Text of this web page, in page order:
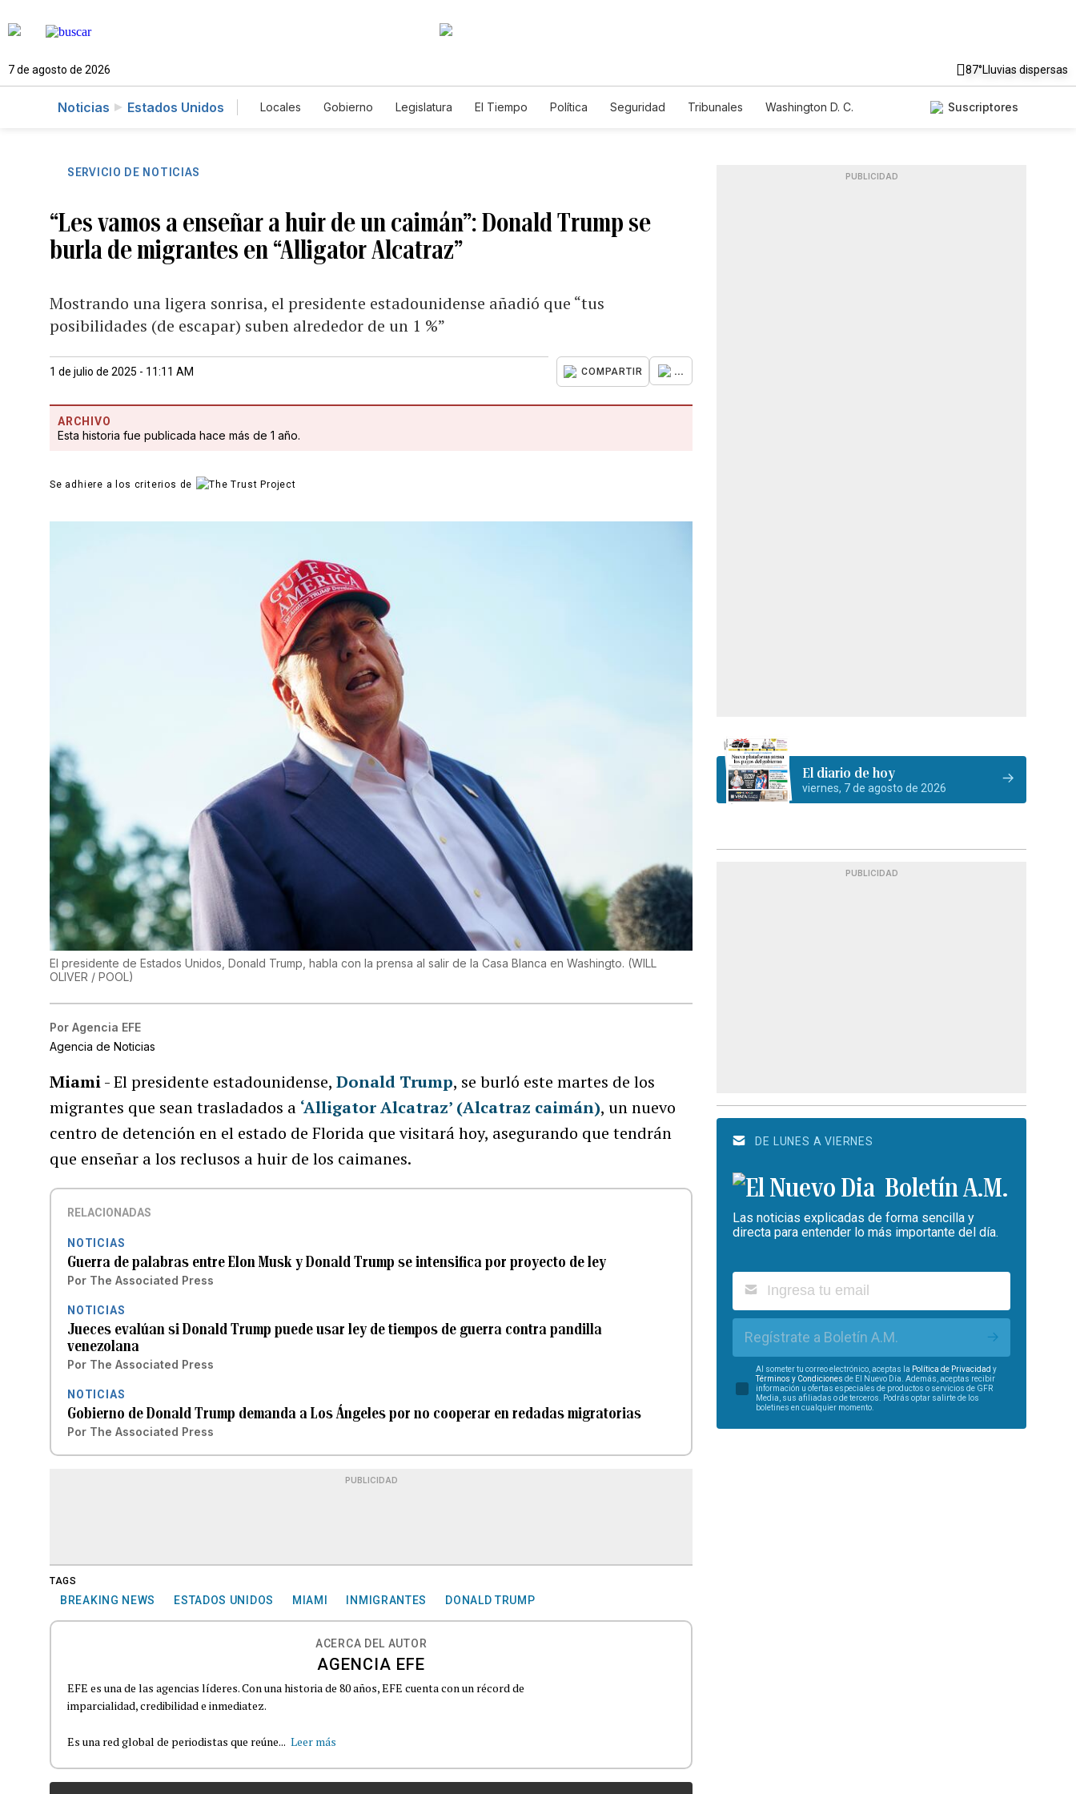
7 de agosto de 2026 87°Lluvias dispersas
Noticias Estados Unidos Locales Gobierno Legislatura El Tiempo Política Seguridad Tribunales
Washington D. C.
Suscriptores
SERVICIO DE NOTICIAS
“Les vamos a enseñar a huir de un caimán”: Donald Trump se
burla de migrantes en “Alligator Alcatraz”
Mostrando una ligera sonrisa, el presidente estadounidense añadió que “tus
posibilidades (de escapar) suben alrededor de un 1 %”
1 de julio de 2025 - 11:11 AM COMPARTIR ...
ARCHIVO
Esta historia fue publicada hace más de 1 año.
Se adhiere a los criterios de
El presidente de Estados Unidos, Donald Trump, habla con la prensa al salir de la Casa Blanca en Washingto. (WILL
OLIVER / POOL)
Por Agencia EFE
Agencia de Noticias
Miami- El presidente estadounidense,Donald Trump, se burló este martes de los
migrantes que sean trasladados a ‘Alligator Alcatraz’ (Alcatraz caimán), un nuevo
centro de detención en el estado de Florida que visitará hoy, asegurando que tendrán
que enseñar a los reclusos a huir de los caimanes.
RELACIONADAS
NOTICIAS
Guerra de palabras entre Elon Musk y Donald Trump se intensifica por proyecto de ley
Por The Associated Press
NOTICIAS
Jueces evalúan si Donald Trump puede usar ley de tiempos de guerra contra pandilla
venezolana
Por The Associated Press
NOTICIAS
Gobierno de Donald Trump demanda a Los Ángeles por no cooperar en redadas migratorias
Por The Associated Press
PUBLICIDAD
TAGS
BREAKING NEWS ESTADOS UNIDOS MIAMI INMIGRANTES DONALD TRUMP
ACERCA DEL AUTOR
AGENCIA EFE
EFE es una de las agencias líderes. Con una historia de 80 años, EFE cuenta con un récord de
imparcialidad, credibilidad e inmediatez.
Es una red global de periodistas que reúne... Leer más
PUBLICIDAD
El diario de hoy
viernes, 7 de agosto de 2026
PUBLICIDAD
DE LUNES A VIERNES
Boletín A.M.
Las noticias explicadas de forma sencilla y
directa para entender lo más importante del día.
Regístrate a Boletín A.M.
Al someter tu correo electrónico, aceptas la Política de Privacidad y
Términos y Condiciones de El Nuevo Día. Además, aceptas recibir
información u ofertas especiales de productos o servicios de GFR
Media, sus afiliadas o de terceros. Podrás optar salirte de los
boletines en cualquier momento.